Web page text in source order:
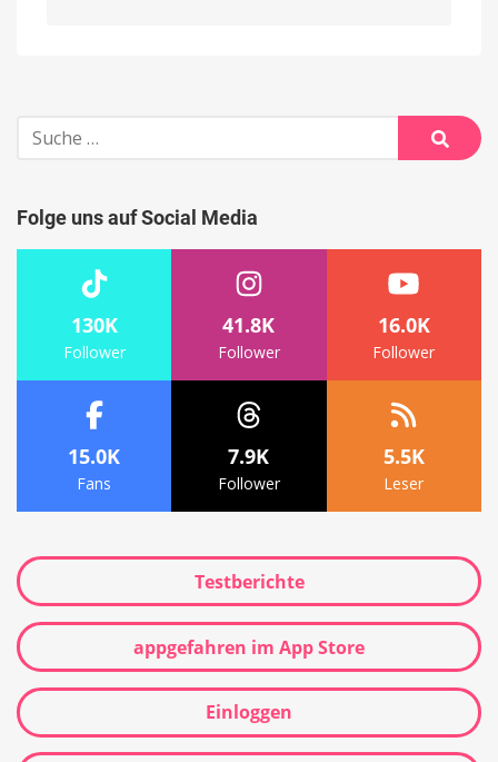
Suche
nach:
Suche
Folge uns auf Social Media
130K
Follower
41.8K
Follower
16.0K
Follower
15.0K
Fans
7.9K
Follower
5.5K
Leser
Testberichte
appgefahren im App Store
Einloggen